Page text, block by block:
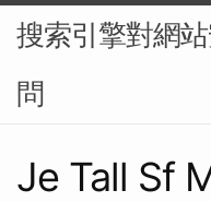
搜索引擎對網
問
Je Tall Sf